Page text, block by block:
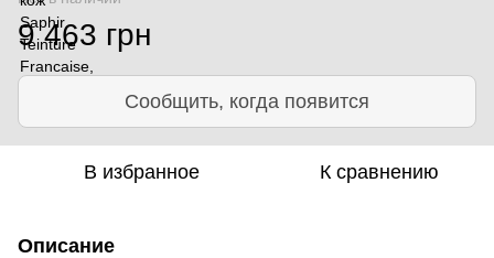
9 463 грн
Сообщить, когда появится
В избранное К сравнению
Описание